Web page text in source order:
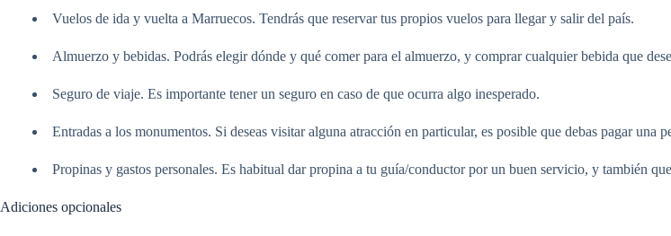
Vuelos de ida y vuelta a Marruecos. Tendrás que reservar tus propios vuelos para llegar y salir del país.
Almuerzo y bebidas. Podrás elegir dónde y qué comer para el almuerzo, y comprar cualquier bebida que
Seguro de viaje. Es importante tener un seguro en caso de que ocurra algo inesperado.
Entradas a los monumentos. Si deseas visitar alguna atracción en particular, es posible que debas pagar una
Propinas y gastos personales. Es habitual dar propina a tu guía/conductor por un buen servicio, y también
Adiciones opcionales